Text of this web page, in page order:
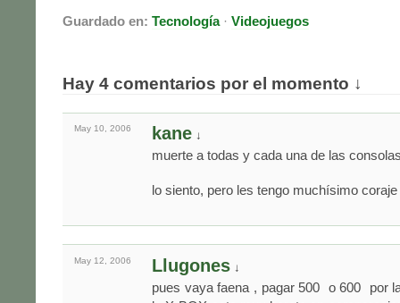
Guardado en: Tecnología· Videojuegos
Hay 4 comentarios por el momento ↓
May 10, 2006 kane ↓
muerte a todas y cada una de las
lo siento, pero les tengo muchísimo coraje
May 12, 2006 Llugones ↓
pues vaya faena , pagar 500  o 600  por